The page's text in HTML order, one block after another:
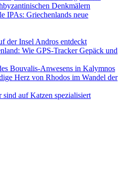
Denkmälern
IPAs: Griechenlands neue
der Insel Andros entdeckt
Wie GPS-Tracker Gepäck und
Bouvalis-Anwesens in Kalymnos
Herz von Rhodos im Wandel der
auf Katzen spezialisiert